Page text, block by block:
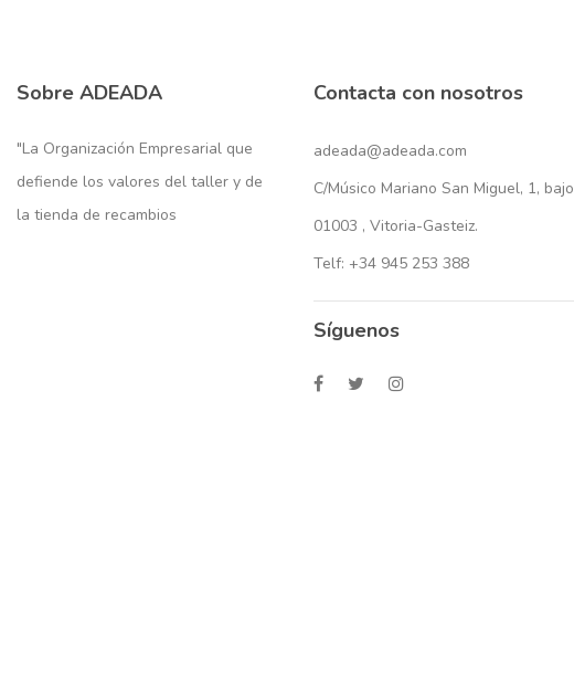
Sobre ADEADA
"La Organización Empresarial que
defiende los valores del taller y de
la tienda de recambios
Contacta con nosotros
adeada@adeada.com
C/Músico Mariano San Miguel, 1, bajo
01003 , Vitoria-Gasteiz.
Telf: +34 945 253 388
Síguenos